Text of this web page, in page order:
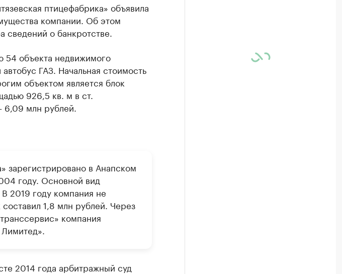
птицефабрика» объявила
компании. Об этом
сведений о банкротстве.
54 объекта недвижимого
ГАЗ. Начальная стоимость
объектом является блок
926,5 кв. м в ст.
6,09 млн рублей.
зарегистрировано в Анапском
году. Основной вид
2019 году компания не
1,8 млн рублей. Через
компания
2014 года арбитражный суд